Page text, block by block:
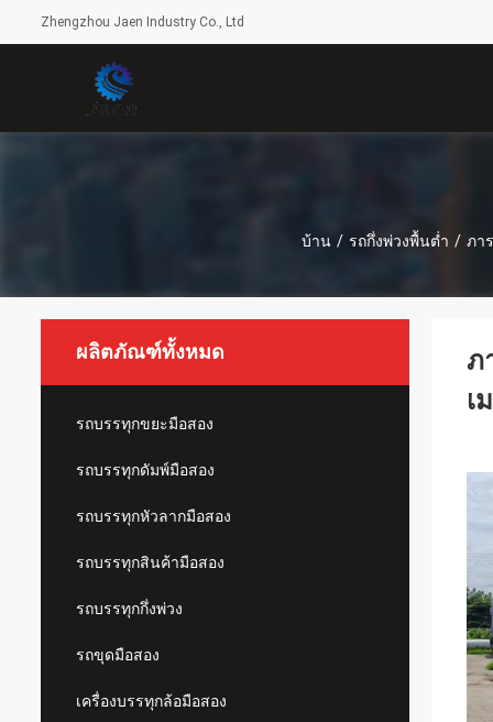
Zhengzhou Jaen Industry Co., Ltd
บ้าน / รถกึ่งพ่วงพื้นต่ำ / ภา
ผลิตภัณฑ์ทั้งหมด
รถบรรทุกขยะมือสอง
รถบรรทุกดัมพ์มือสอง
รถบรรทุกหัวลากมือสอง
รถบรรทุกสินค้ามือสอง
รถบรรทุกกึ่งพ่วง
รถขุดมือสอง
เครื่องบรรทุกล้อมือสอง
ภ
เ